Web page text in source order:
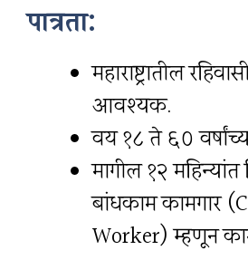
पात्रता:
महाराष्ट्रातील
आवश्यक.
वय १८ ते ६०
मागील १२
बांधकाम कामगार
Worker) म्हणून